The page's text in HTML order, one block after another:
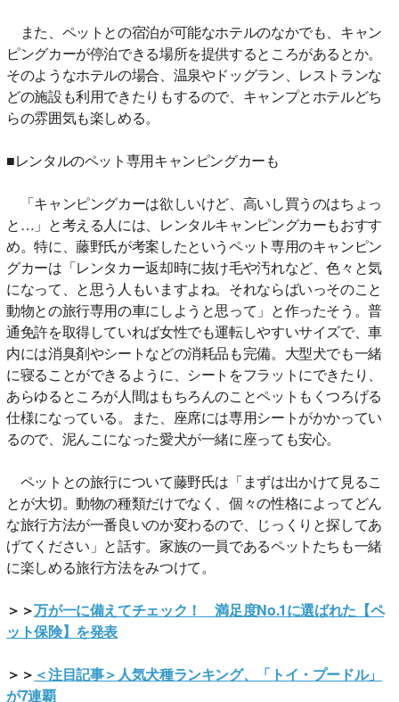
また、ペットとの宿泊が可能なホテルのなかでも、キャン
ピングカーが停泊できる場所を提供するところがあるとか。
そのようなホテルの場合、温泉やドッグラン、レストランな
どの施設も利用できたりもするので、キャンプとホテルどち
らの雰囲気も楽しめる。
■レンタルのペット専用キャンピングカーも
「キャンピングカーは欲しいけど、高いし買うのはちょっ
と…」と考える人には、レンタルキャンピングカーもおすす
め。特に、藤野氏が考案したというペット専用のキャンピン
グカーは「レンタカー返却時に抜け毛や汚れなど、色々と気
になって、と思う人もいますよね。それならばいっそのこと
動物との旅行専用の車にしようと思って」と作ったそう。普
通免許を取得していれば女性でも運転しやすいサイズで、車
内には消臭剤やシートなどの消耗品も完備。大型犬でも一緒
に寝ることができるように、シートをフラットにできたり、
あらゆるところが人間はもちろんのことペットもくつろげる
仕様になっている。また、座席には専用シートがかかってい
るので、泥んこになった愛犬が一緒に座っても安心。
ペットとの旅行について藤野氏は「まずは出かけて見るこ
とが大切。動物の種類だけでなく、個々の性格によってどん
な旅行方法が一番良いのか変わるので、じっくりと探してあ
げてください」と話す。家族の一員であるペットたちも一緒
に楽しめる旅行方法をみつけて。
＞＞万が一に備えてチェック！ 満足度No.1に選ばれた【ペ
ット保険】を発表
＞＞ ＜注目記事＞人気犬種ランキング、「トイ・プードル」
が7連覇